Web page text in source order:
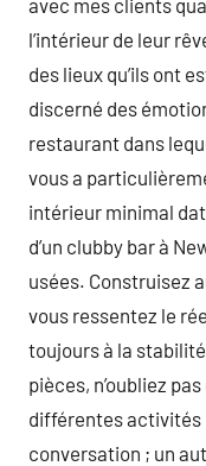
l’intérieur de leur
des lieux qu’ils ont
discerné des
restaurant dans
vous a
intérieur minimal
d’un clubby bar à
usées. Construisez
vous ressentez le
toujours à la
pièces, n’oubliez
différentes activités
conversation ; un